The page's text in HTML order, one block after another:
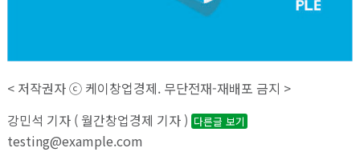
< 저작권자 ⓒ 케이창업경제. 무단전재-재배포 금지 >
강민석 기자 ( 월간창업경제 기자 ) 다른글 보기
testing@example.com